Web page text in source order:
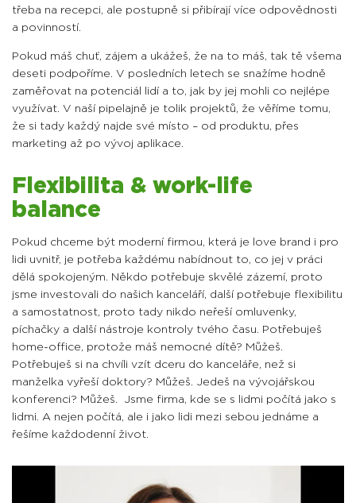
třeba na recepci, ale postupně si přibírají více odpovědnosti
a povinností.
Pokud máš chuť, zájem a ukážeš, že na to máš, tak tě všema
deseti podpoříme. V posledních letech se snažíme hodně
zaměřovat na potenciál lidí a to, jak by jej mohli co nejlépe
využívat. V naší pipelajně je tolik projektů, že věříme tomu,
že si tady každý najde své místo – od produktu, přes
marketing až po vývoj aplikace.
Flexibilita & work-life
balance
Pokud chceme být moderní firmou, která je love brand i pro
lidi uvnitř, je potřeba každému nabídnout to, co jej v práci
dělá spokojeným. Někdo potřebuje skvělé zázemí, proto
jsme investovali do našich kanceláří, další potřebuje flexibilitu
a samostatnost, proto tady nikdo neřeší omluvenky,
píchačky a další nástroje kontroly tvého času. Potřebuješ
home-office, protože máš nemocné dítě? Můžeš.
Potřebuješ si na chvíli vzít dceru do kanceláře, než si
manželka vyřeší doktory? Můžeš. Jedeš na vývojářskou
konferenci? Můžeš. Jsme firma, kde se s lidmi počítá jako s
lidmi. A nejen počítá, ale i jako lidi mezi sebou jednáme a
řešíme každodenní život.